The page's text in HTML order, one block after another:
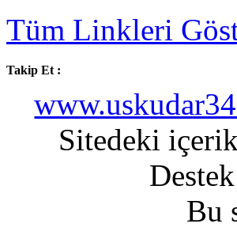
Tüm Linkleri
Takip Et :
Sitedeki
Bu